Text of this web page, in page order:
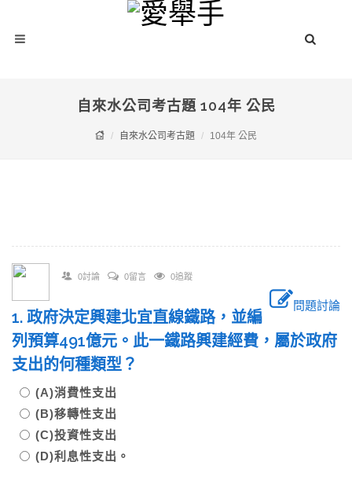
自來水公司考古題 104年 公民
自來水公司考古題 104年 公民
0討論 0留言 0追蹤
問題討論
1. 政府決定興建北宜直線鐵路，並編
列預算491億元。此一鐵路興建經費，屬於政府
支出的何種類型？
(A)消費性支出
(B)移轉性支出
(C)投資性支出
(D)利息性支出。